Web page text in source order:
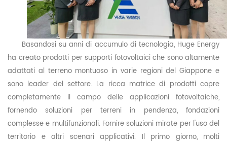
Basandosi su anni di accumulo di tecnologia, Huge Energy
ha creato prodotti per supporti fotovoltaici che sono altamente
adattati al terreno montuoso in varie regioni del Giappone e
sono leader del settore. La ricca matrice di prodotti copre
completamente il campo delle applicazioni fotovoltaiche,
fornendo soluzioni per terreni in pendenza, fondazioni
complesse e multifunzionali. Fornire soluzioni mirate per l'uso del
territorio e altri scenari applicativi. Il primo giorno, molti